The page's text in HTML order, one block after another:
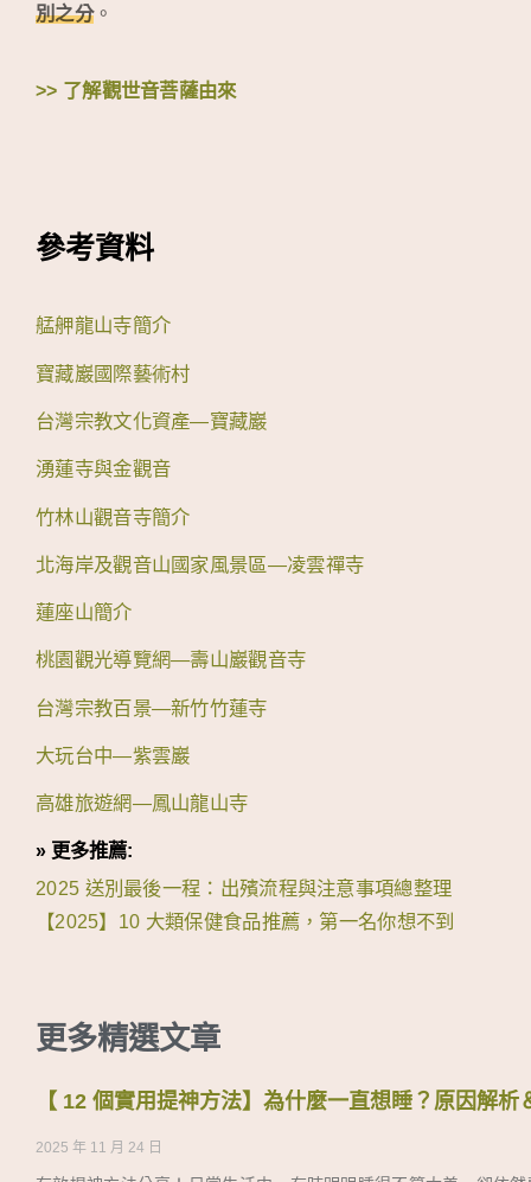
別之分。
>> 了解觀世音菩薩由來
參考資料
艋舺龍山寺簡介
寶藏巖國際藝術村
台灣宗教文化資產—寶藏巖
湧蓮寺與金觀音
竹林山觀音寺簡介
北海岸及觀音山國家風景區—凌雲禪寺
蓮座山簡介
桃園觀光導覽網—壽山巖觀音寺
台灣宗教百景—新竹竹蓮寺
大玩台中—紫雲巖
高雄旅遊網—鳳山龍山寺
» 更多推薦:
2025 送別最後一程：出殯流程與注意事項總整理
【2025】10 大類保健食品推薦，第一名你想不到
更多精選文章
【 12 個實用提神方法】為什麼一直想睡？原因解析
2025 年 11 月 24 日